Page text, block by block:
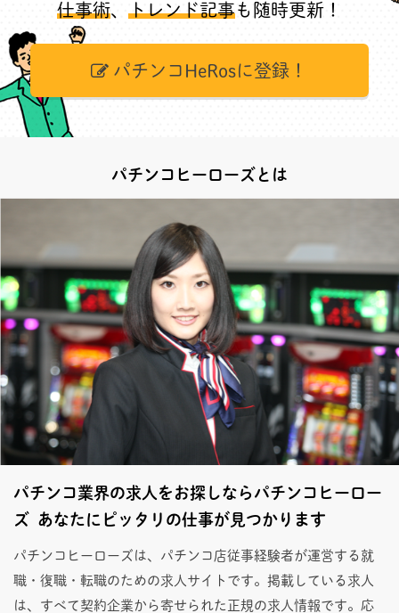
仕事術、 トレンド記事も随時更新！
パチンコHeRosに登録！
パチンコヒーローズとは
パチンコ業界の求人をお探しならパチンコヒーロー
ズ あなたにピッタリの仕事が見つかります
パチンコヒーローズは、パチンコ店従事経験者が運営する就
職・復職・転職のための求人サイトです。掲載している求人
は、すべて契約企業から寄せられた正規の求人情報です。応